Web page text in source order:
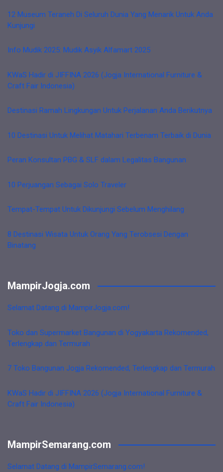
12 Museum Teraneh Di Seluruh Dunia Yang Menarik Untuk Anda
Kunjungi
Info Mudik 2025: Mudik Asyik Alfamart 2025
KWaS Hadir di JIFFINA 2026 (Jogja International Furniture &
Craft Fair Indonesia)
Destinasi Ramah Lingkungan Untuk Perjalanan Anda Berikutnya
10 Destinasi Untuk Melihat Matahari Terbenam Terbaik di Dunia
Peran Konsultan PBG & SLF dalam Legalitas Bangunan
10 Perjuangan Sebagai Solo Traveler
Tempat-Tempat Untuk Dikunjungi Sebelum Menghilang
8 Destinasi Wisata Untuk Orang Yang Terobsesi Dengan
Binatang
MampirJogja.com
Selamat Datang di MampirJogja.com!
Toko dan Supermarket Bangunan di Yogyakarta Rekomended,
Terlengkap dan Termurah
7 Toko Bangunan Jogja Rekomended, Terlengkap dan Termurah
KWaS Hadir di JIFFINA 2026 (Jogja International Furniture &
Craft Fair Indonesia)
MampirSemarang.com
Selamat Datang di MampirSemarang.com!